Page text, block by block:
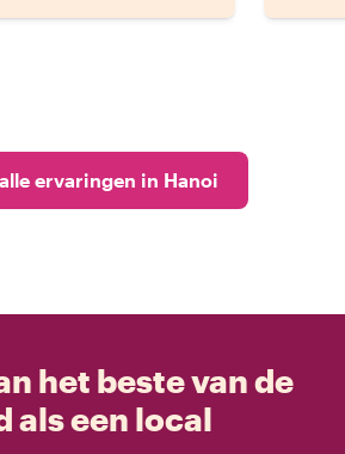
ervaringen in Hanoi
het beste van de
als een local